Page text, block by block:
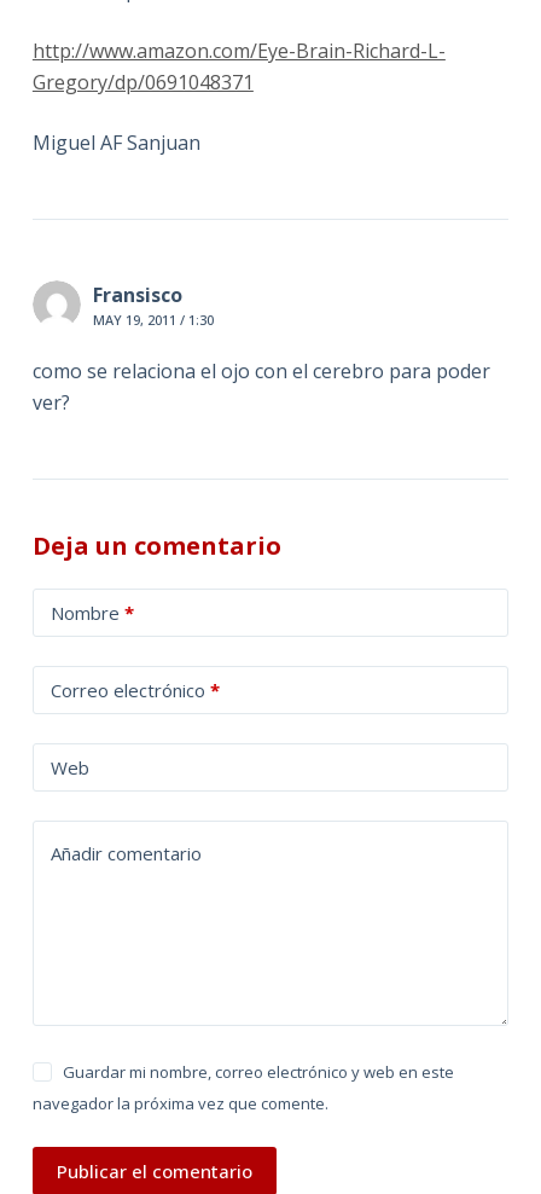
http://www.amazon.com/Eye-Brain-Richard-L-
Gregory/dp/0691048371
Miguel AF Sanjuan
Fransisco
MAY 19, 2011 / 1:30
como se relaciona el ojo con el cerebro para poder
ver?
Deja un comentario
Nombre *
Correo electrónico *
Web
Añadir comentario
Guardar mi nombre, correo electrónico y web en este
navegador la próxima vez que comente.
Publicar el comentario
l
t
a
t